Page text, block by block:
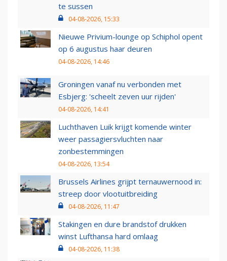
te sussen
04-08-2026, 15:33
Nieuwe Privium-lounge op Schiphol opent
op 6 augustus haar deuren
04-08-2026, 14:46
Groningen vanaf nu verbonden met
Esbjerg: 'scheelt zeven uur rijden'
04-08-2026, 14:41
Luchthaven Luik krijgt komende winter
weer passagiersvluchten naar
zonbestemmingen
04-08-2026, 13:54
Brussels Airlines grijpt ternauwernood in:
streep door vlootuitbreiding
04-08-2026, 11:47
Stakingen en dure brandstof drukken
winst Lufthansa hard omlaag
04-08-2026, 11:38